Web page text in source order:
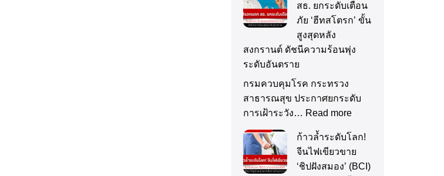
สธ. ยกระดับเตือน
ภัย ‘ฮีทสโตรก’ ขั้น
สูงสุดหลัง
สงกรานต์ ดัชนีความร้อนพุ่ง
ระดับอันตราย
กรมควบคุมโรค กระทรวง
สาธารณสุข ประกาศยกระดับ
การเฝ้าระวัง… Read more
ก้าวล้ำระดับโลก!
จีนไฟเขียวขาย
‘ชิปฝังสมอง’ (BCI)